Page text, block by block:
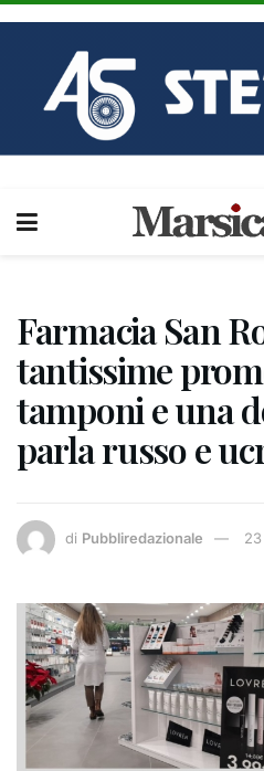
Farmacia San
tantissime
tamponi e una
parla russo e
di Pubbliredazionale